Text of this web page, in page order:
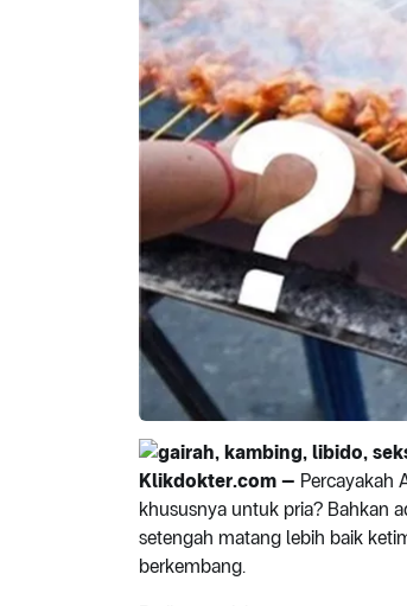
Klikdokter.com – Percayakah
khususnya untuk pria? Bahkan
setengah matang lebih baik
berkembang.